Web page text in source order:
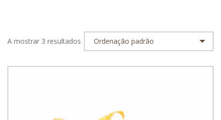
A mostrar 3 resultados Ordenação padrão